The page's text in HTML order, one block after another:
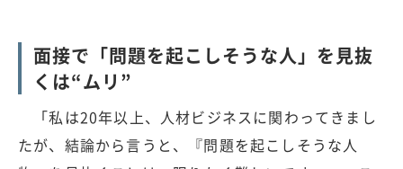
面接で「問題を起こしそうな人」を見抜
くは“ムリ”
「私は20年以上、人材ビジネスに関わってきまし
たが、結論から言うと、『問題を起こしそうな人